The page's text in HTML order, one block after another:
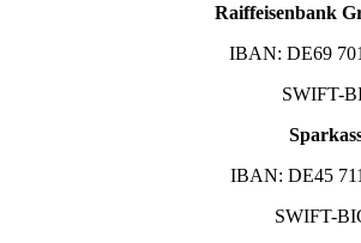
Raiffeisenbank
IBAN: DE69
SWIFT-
IBAN: DE45
SWIFT-